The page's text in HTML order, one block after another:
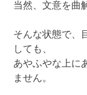
当然、文意を曲
そんな状態で、
しても、
あやふやな上に
ません。